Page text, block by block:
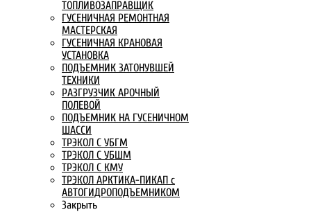
ТОПЛИВОЗАПРАВЩИК
ГУСЕНИЧНАЯ РЕМОНТНАЯ
МАСТЕРСКАЯ
ГУСЕНИЧНАЯ КРАНОВАЯ
УСТАНОВКА
ПОДЪЕМНИК ЗАТОНУВШЕЙ
ТЕХНИКИ
РАЗГРУЗЧИК АРОЧНЫЙ
ПОЛЕВОЙ
ПОДЪЕМНИК НА ГУСЕНИЧНОМ
ШАССИ
ТРЭКОЛ С УБГМ
ТРЭКОЛ С УБШМ
ТРЭКОЛ С КМУ
ТРЭКОЛ АРКТИКА-ПИКАП с
АВТОГИДРОПОДЪЕМНИКОМ
Закрыть